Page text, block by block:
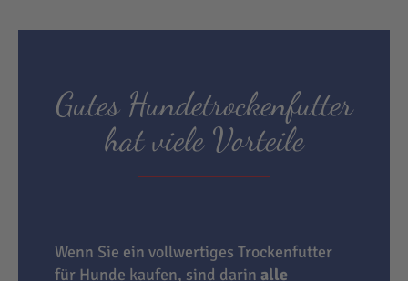
Gutes Hundetrockenfutter
hat viele Vorteile
Wenn Sie ein vollwertiges Trockenfutter
für Hunde kaufen, sind darin alle